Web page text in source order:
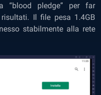
“blood pledge” per far
Il file pesa 1.4GB
stabilmente alla rete